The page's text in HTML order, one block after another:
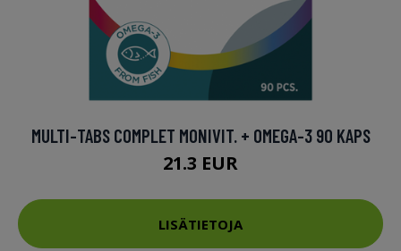
MULTI-TABS COMPLET MONIVIT. + OMEGA-3 90 KAPS
21.3 EUR
LISÄTIETOJA